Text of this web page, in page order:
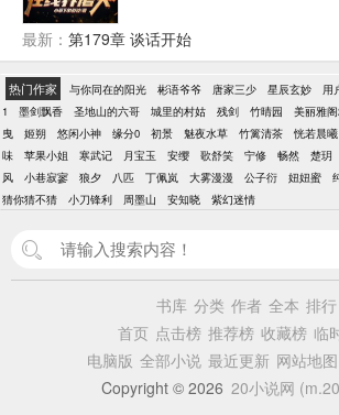
小腿：“为什么这夹子能够破我无
镇中，孩子的母亲都会警告啼哭
话能够让90％的小孩止哭。 在
候，总会感觉一种莫名的既视感
具的小白脸在追我。” 以及某个
好似有些瘦弱的戴着兔型面具女
的手臂，痛哭欲裂。 “为什么这
手臂啊！” 某个来自梦境的妖魔
无数倍的蓝格子毛衣的人类癫
魇啊！！！” 以及某个高大上的
扭曲不堪的诡异生物，肝胆俱裂
妖怪！！”
最新： 第179章 谈话开始
热门作家 与你同在的阳光 彬语爷爷 唐家三少 星辰玄妙 用
1
墨剑飘香 圣地山的六哥 城里的村姑 残剑 竹晴园 美丽雅
曳
姬朔 悠闲小神 缘分0 初景 魅夜水草 竹篱清茶 恍若晨曦
味
苹果小姐 寒武记 月宝玉 安缨 歌舒笑 宁修 畅然 楚玥
风
小巷寂寥 狼夕 八匹 丁佩岚 大雾漫漫 公子衍 妞妞蜜
猜你猜不猜
小刀锋利 周墨山 安知晓 紫幻迷情
书库 分类 作者 全本 排行
首页 点击榜 推荐榜 收藏榜 临
电脑版 全部小说 最近更新 网站地图
Copyright © 2026 20小说网